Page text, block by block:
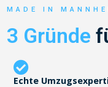
MADE IN
3 Gründe
Echte